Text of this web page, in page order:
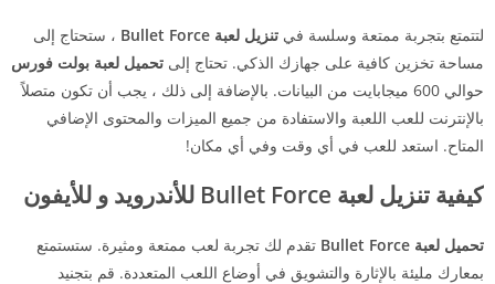
لتتمتع بتجربة ممتعة وسلسة في تنزيل لعبة Bullet Force
، ستحتاج إلى
مساحة تخزين كافية على جهازك الذكي. تحتاج إلى تحميل لعبة بولت فورس
حوالي 600 ميجابايت من البيانات. بالإضافة إلى ذلك ، يجب أن تكون متصلاً
بالإنترنت للعب اللعبة والاستفادة من جميع الميزات والمحتوى الإضافي
المتاح. استعد للعب في أي وقت وفي أي مكان!
كيفية تنزيل لعبة Bullet Force للأندرويد و للأيفون
تحميل لعبة Bullet Force
تقدم لك تجربة لعب ممتعة ومثيرة. ستستمتع
بمعارك مليئة بالإثارة والتشويق في أوضاع اللعب المتعددة. قم بتجنيد